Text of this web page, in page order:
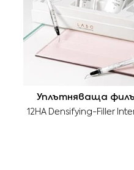
Уплътняваща
12HA Densifying-Filler